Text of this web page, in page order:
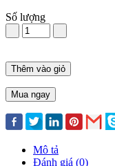
Số lượng
Thêm vào giỏ
Mua ngay
Mô tả
Đánh giá (0)